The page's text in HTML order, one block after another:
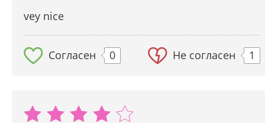
vey nice
Согласен 0 Не согласен 1